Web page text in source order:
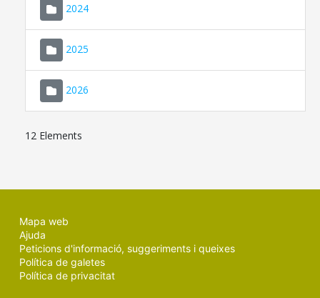
2024
2025
2026
12 Elements
Mapa web
Ajuda
Peticions d'informació, suggeriments i queixes
Política de galetes
Política de privacitat